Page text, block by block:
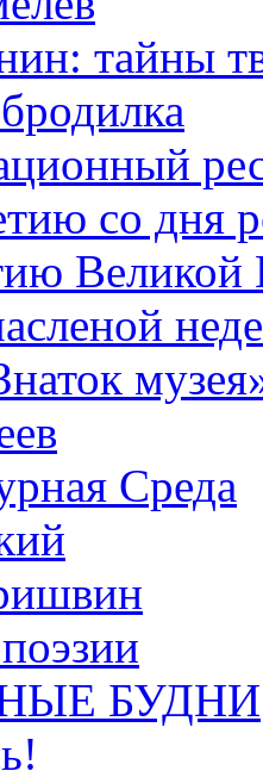
тайны
со дня
Великой
Среда
БУДНИ